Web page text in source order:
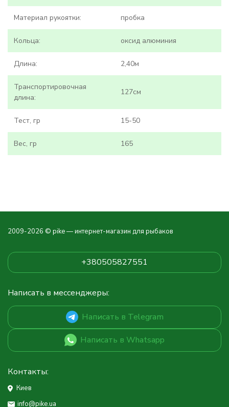
Материал рукоятки: пробка
Кольца: оксид алюминия
Длина: 2,40м
Транспортировочная
длина:
127см
Тест, гр 15-50
Вес, гр 165
2009-2026 © pike — интернет-магазин для рыбаков
+380505827551
Написать в мессенджеры:
Написать в Telegram
Написать в Whatsapp
Контакты:
Киев
info@pike.ua